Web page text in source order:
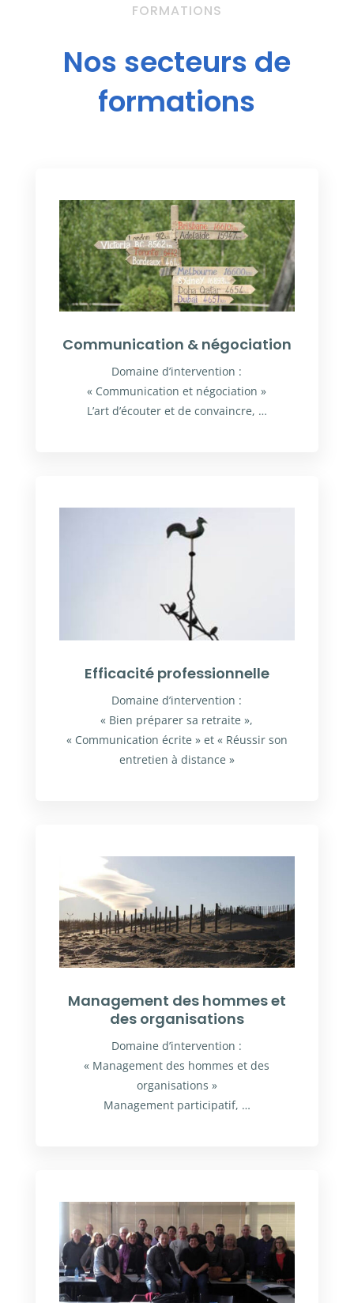
FORMATIONS
Nos secteurs de
formations
Communication & négociation
Domaine d’intervention :
« Communication et négociation »
L’art d’écouter et de convaincre, …
Efficacité professionnelle
Domaine d’intervention :
« Bien préparer sa retraite »,
« Communication écrite » et « Réussir son
entretien à distance »
Management des hommes et
des organisations
Domaine d’intervention :
« Management des hommes et des
organisations »
Management participatif, …